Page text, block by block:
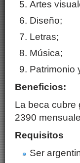
Artes
Diseño;
Letras;
Música;
Patrimonio
Beneficios:
La beca cubre
2390
Requisitos
Ser